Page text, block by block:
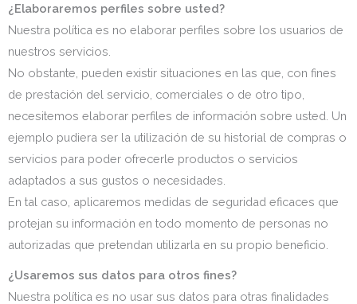
¿Elaboraremos perfiles sobre usted?
Nuestra política es no elaborar perfiles sobre los usuarios de
nuestros servicios.
No obstante, pueden existir situaciones en las que, con fines
de prestación del servicio, comerciales o de otro tipo,
necesitemos elaborar perfiles de información sobre usted. Un
ejemplo pudiera ser la utilización de su historial de compras o
servicios para poder ofrecerle productos o servicios
adaptados a sus gustos o necesidades.
En tal caso, aplicaremos medidas de seguridad eficaces que
protejan su información en todo momento de personas no
autorizadas que pretendan utilizarla en su propio beneficio.
¿Usaremos sus datos para otros fines?
Nuestra política es no usar sus datos para otras finalidades